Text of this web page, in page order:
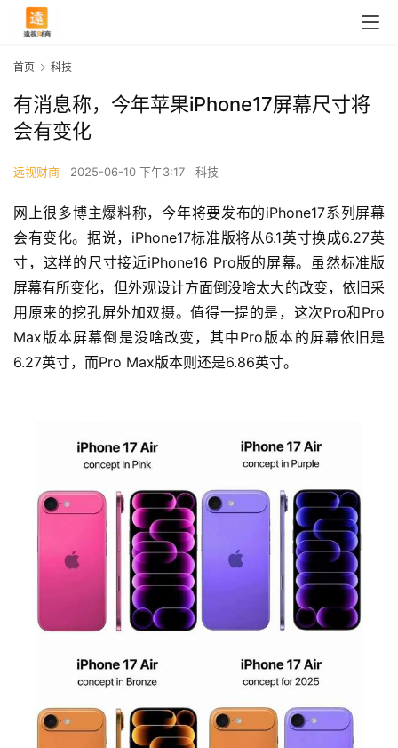
首页 科技
有消息称，今年苹果iPhone17屏幕尺寸将
会有变化
远视财商 2025-06-10 下午3:17 科技
网上很多博主爆料称，今年将要发布的iPhone17系列屏幕
会有变化。据说，iPhone17标准版将从6.1英寸换成6.27英
寸，这样的尺寸接近iPhone16 Pro版的屏幕。虽然标准版
屏幕有所变化，但外观设计方面倒没啥太大的改变，依旧采
用原来的挖孔屏外加双摄。值得一提的是，这次Pro和Pro
Max版本屏幕倒是没啥改变，其中Pro版本的屏幕依旧是
6.27英寸，而Pro Max版本则还是6.86英寸。